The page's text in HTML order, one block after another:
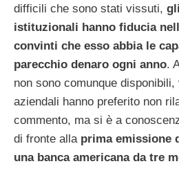
difficili che sono stati vissuti,
istituzionali hanno fiducia
convinti che esso abbia le
parecchio denaro ogni anno.
non sono comunque
aziendali hanno preferito non
commento, ma si è a
di fronte alla prima emissione
una banca americana da tre